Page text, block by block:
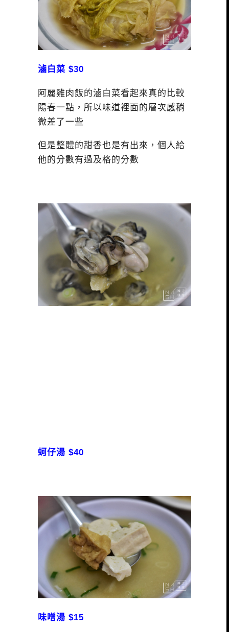
滷白菜 $30
阿麗雞肉飯的滷白菜看起來真的比較
陽春一點，所以味道裡面的層次感稍
微差了一些
但是整體的甜香也是有出來，個人給
他的分數有過及格的分數
蚵仔湯 $40
味噌湯 $15